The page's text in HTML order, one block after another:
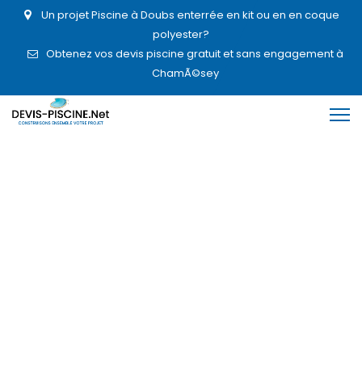
Un projet Piscine à Doubs enterrée en kit ou en en coque
polyester?
Obtenez vos devis piscine gratuit et sans engagement à
ChamÃ©sey